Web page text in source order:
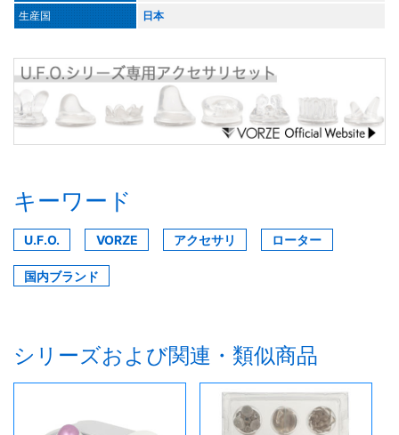
生産国
日本
キーワード
U.F.O. VORZE アクセサリ ローター
国内ブランド
シリーズおよび関連・類似商品